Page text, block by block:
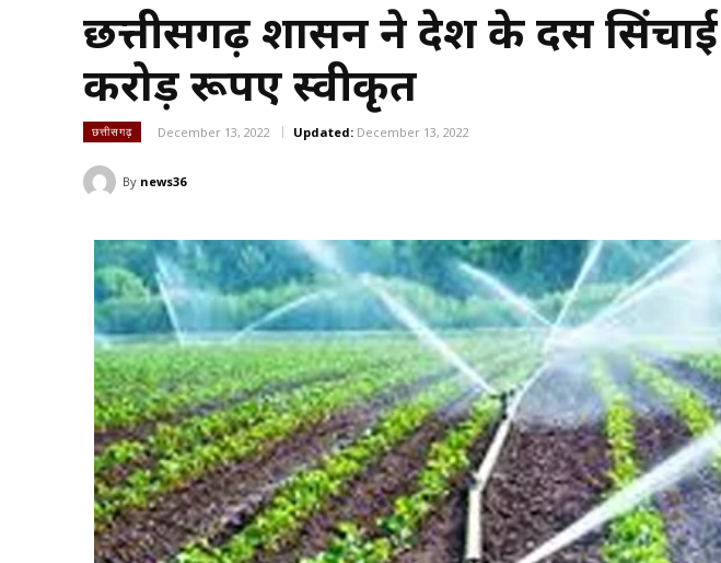
छत्तीसगढ़ शासन ने प्रदेश के दस
करोड़ रूपए स्वीकृत
छत्तीसगढ़ December 13, 2022 Updated: December 13, 2022
By news36